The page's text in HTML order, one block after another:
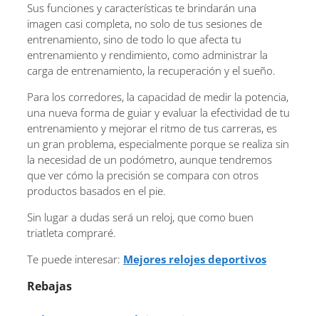
Sus funciones y características te brindarán una
imagen casi completa, no solo de tus sesiones de
entrenamiento, sino de todo lo que afecta tu
entrenamiento y rendimiento, como administrar la
carga de entrenamiento, la recuperación y el sueño.
Para los corredores, la capacidad de medir la potencia,
una nueva forma de guiar y evaluar la efectividad de tu
entrenamiento y mejorar el ritmo de tus carreras, es
un gran problema, especialmente porque se realiza sin
la necesidad de un podómetro, aunque tendremos
que ver cómo la precisión se compara con otros
productos basados ​​en el pie.
Sin lugar a dudas será un reloj, que como buen
triatleta compraré.
Te puede interesar: Mejores relojes deportivos
Rebajas